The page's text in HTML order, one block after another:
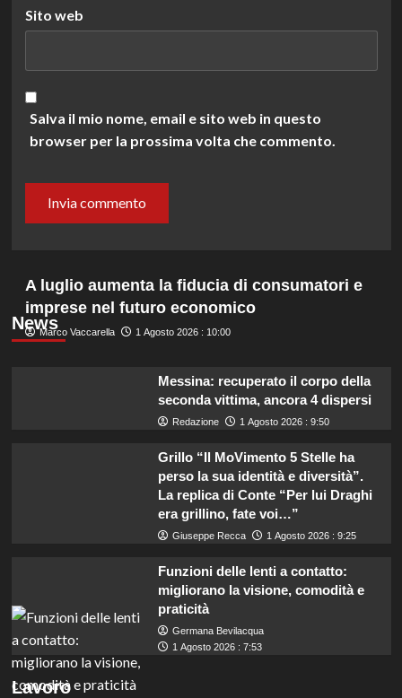
Sito web
Salva il mio nome, email e sito web in questo
browser per la prossima volta che commento.
News
A luglio aumenta la fiducia di consumatori e
imprese nel futuro economico
Marco Vaccarella 1 Agosto 2026 : 10:00
Messina: recuperato il corpo della
seconda vittima, ancora 4 dispersi
Redazione 1 Agosto 2026 : 9:50
Grillo “Il MoVimento 5 Stelle ha
perso la sua identità e diversità”.
La replica di Conte “Per lui Draghi
era grillino, fate voi…”
Giuseppe Recca 1 Agosto 2026 : 9:25
Funzioni delle lenti a contatto:
migliorano la visione, comodità e
praticità
Germana Bevilacqua
1 Agosto 2026 : 7:53
Lavoro